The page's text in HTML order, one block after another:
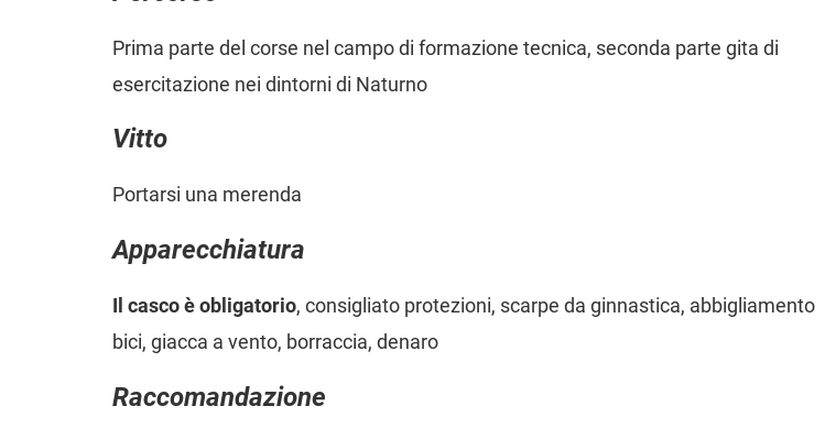
Prima parte del corse nel campo di formazione tecnica, seconda parte gita di
esercitazione nei dintorni di Naturno
Vitto
Portarsi una merenda
Apparecchiatura
Il casco è obligatorio, consigliato protezioni, scarpe da ginnastica, abbigliamento
bici, giacca a vento, borraccia, denaro
Raccomandazione